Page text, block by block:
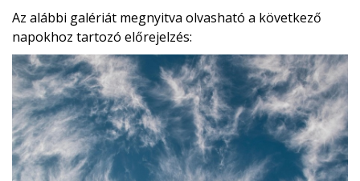
Az alábbi galériát megnyitva olvasható a következő
napokhoz tartozó előrejelzés: